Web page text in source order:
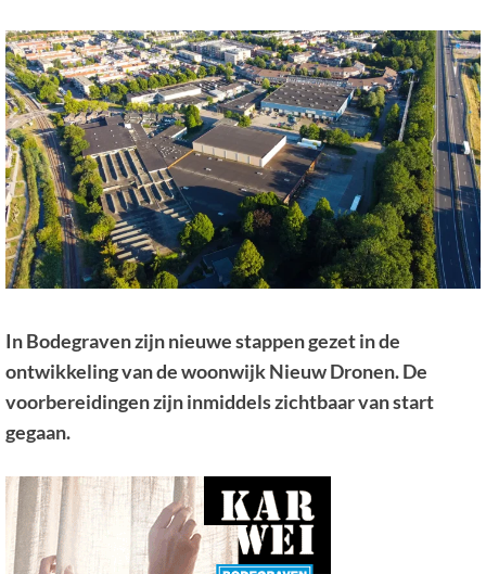
In Bodegraven zijn nieuwe stappen gezet in de
ontwikkeling van de woonwijk Nieuw Dronen. De
voorbereidingen zijn inmiddels zichtbaar van start
gegaan.